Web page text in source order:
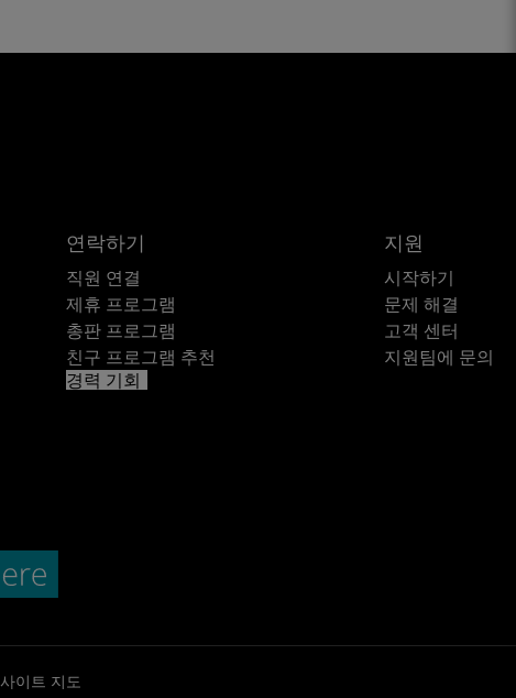
연락하기
직원 연결
제휴 프로그램
총판 프로그램
친구 프로그램 추천
경력 기회
지원
시작하기
문제 해결
고객 센터
지원팀에 문의
사이트 지도